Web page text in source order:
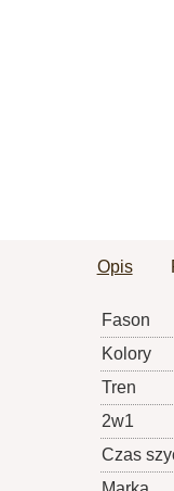
Opis
Fason
Kolory
Tren
2w1
Czas